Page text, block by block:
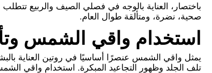
باختصار، العناية بالوجه في فصلي الصيف والربيع
صحية، نضرة، ومتألقة طوال العام.
استخدام واقي الشمس
يمثل واقي الشمس عنصرًا أساسيًا في روتين العناية
تلف الجلد وظهور التجاعيد المبكرة. استخدام واقي